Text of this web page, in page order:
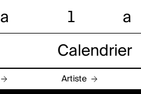
a l a
Calendrier
Artiste